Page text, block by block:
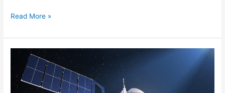
Read More »
Fungsi
Satelit
Astronomi
Dan